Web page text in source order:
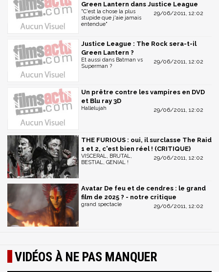
Green Lantern dans Justice League
29/06/2011, 12:02
"C'est la chose la plus
stupide que j'aie jamais
entendue"
Justice League : The Rock sera-t-il
Green Lantern ?
29/06/2011, 12:02
Et aussi dans Batman vs
Superman ?
Un prêtre contre les vampires en DVD
et Blu ray 3D
29/06/2011, 12:02
Hallelujah
THE FURIOUS : oui, il surclasse The Raid
1 et 2, c'est bien réel ! (CRITIQUE)
29/06/2011, 12:02
VISCERAL, BRUTAL,
BESTIAL, GENIAL !
Avatar De feu et de cendres : le grand
film de 2025 ? - notre critique
29/06/2011, 12:02
grand spectacle
VIDÉOS À NE PAS MANQUER